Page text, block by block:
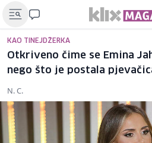
KAO TINEJDŽERKA
Otkriveno čime se Emina
nego što je postala
N. C.